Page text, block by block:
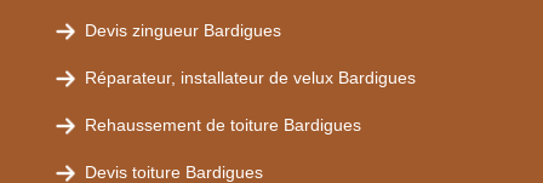
Devis zingueur Bardigues
Réparateur, installateur de velux Bardigues
Rehaussement de toiture Bardigues
Devis toiture Bardigues